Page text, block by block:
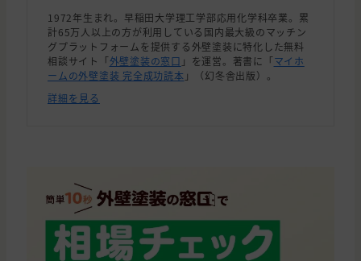
1972年生まれ。早稲田大学理工学部応用化学科卒業。累
計65万人以上の方が利用している国内最大級のマッチン
グプラットフォームを提供する外壁塗装に特化した無料
相談サイト「外壁塗装の窓口 」を運営。著書に「マイホ
ームの外壁塗装 完全成功読本 」（幻冬舎出版）。
詳細を見る